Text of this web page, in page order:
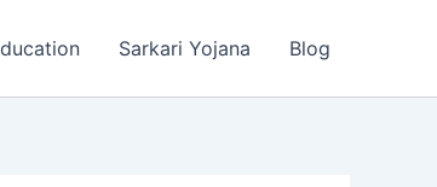
Sarkari Yojana Blog